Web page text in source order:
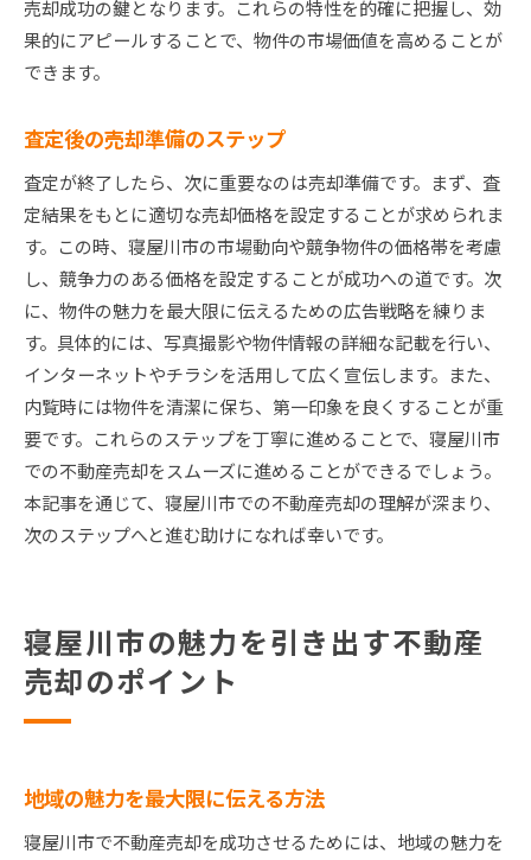
売却成功の鍵となります。これらの特性を的確に把握し、効
果的にアピールすることで、物件の市場価値を高めることが
できます。
査定後の売却準備のステップ
査定が終了したら、次に重要なのは売却準備です。まず、査
定結果をもとに適切な売却価格を設定することが求められま
す。この時、寝屋川市の市場動向や競争物件の価格帯を考慮
し、競争力のある価格を設定することが成功への道です。次
に、物件の魅力を最大限に伝えるための広告戦略を練りま
す。具体的には、写真撮影や物件情報の詳細な記載を行い、
インターネットやチラシを活用して広く宣伝します。また、
内覧時には物件を清潔に保ち、第一印象を良くすることが重
要です。これらのステップを丁寧に進めることで、寝屋川市
での不動産売却をスムーズに進めることができるでしょう。
本記事を通じて、寝屋川市での不動産売却の理解が深まり、
次のステップへと進む助けになれば幸いです。
寝屋川市の魅力を引き出す不動産
売却のポイント
地域の魅力を最大限に伝える方法
寝屋川市で不動産売却を成功させるためには、地域の魅力を